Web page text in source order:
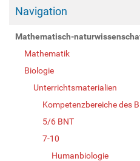
Navigation
Mathematisch-
Mathematik
Biologie
Unterrichtsmaterialien
Kompetenzbereiche des
5/6 BNT
7-10
Humanbiologie